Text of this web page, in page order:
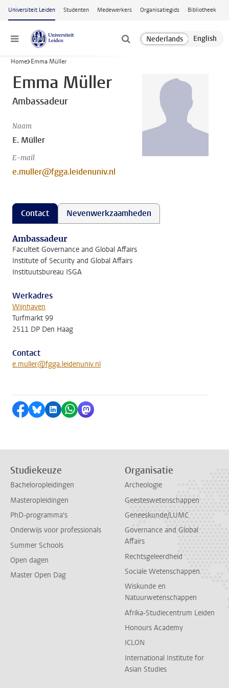
Ga naar hoofdinhoud
Universiteit Leiden Studenten Medewerkers Organisatiegids Bibliotheek
Menu
Home Emma Müller
Emma Müller
Ambassadeur
Naam
E. Müller
E-mail
e.muller@fgga.leidenuniv.nl
Contact Nevenwerkzaamheden
Ambassadeur
Faculteit Governance and Global Affairs
Institute of Security and Global Affairs
Instituutsbureau ISGA
Werkadres
Wijnhaven
Turfmarkt 99
2511 DP Den Haag
Contact
e.muller@fgga.leidenuniv.nl
Delen op Facebook
Delen via Bluesky
Delen op LinkedIn
Delen via WhatsApp
Delen via Mastodon
Studiekeuze
Bacheloropleidingen
Masteropleidingen
PhD-programma's
Onderwijs voor professionals
Summer Schools
Open dagen
Master Open Dag
Organisatie
Archeologie
Geesteswetenschappen
Geneeskunde/LUMC
Governance and Global
Affairs
Rechtsgeleerdheid
Sociale Wetenschappen
Wiskunde en
Natuurwetenschappen
Afrika-Studiecentrum Leiden
Honours Academy
ICLON
International Institute for
Asian Studies